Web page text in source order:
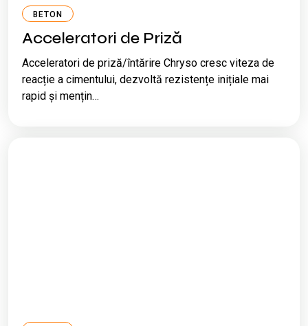
BETON
Acceleratori de Priză
Acceleratori de priză/întărire Chryso cresc viteza de
reacție a cimentului, dezvoltă rezistențe inițiale mai
rapid și mențin…